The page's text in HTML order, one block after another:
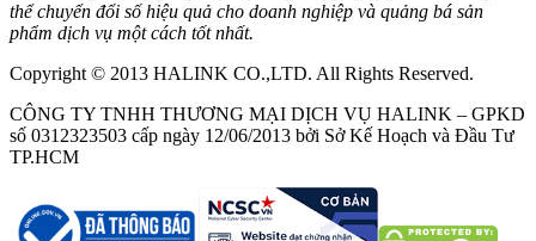
thể chuyển đổi số hiệu quả cho doanh nghiệp và quảng bá sản
phẩm dịch vụ một cách tốt nhất.
Copyright © 2013 HALINK CO.,LTD. All Rights Reserved.
CÔNG TY TNHH THƯƠNG MẠI DỊCH VỤ HALINK – GPKD
số 0312323503 cấp ngày 12/06/2013 bởi Sở Kế Hoạch và Đầu Tư
TP.HCM